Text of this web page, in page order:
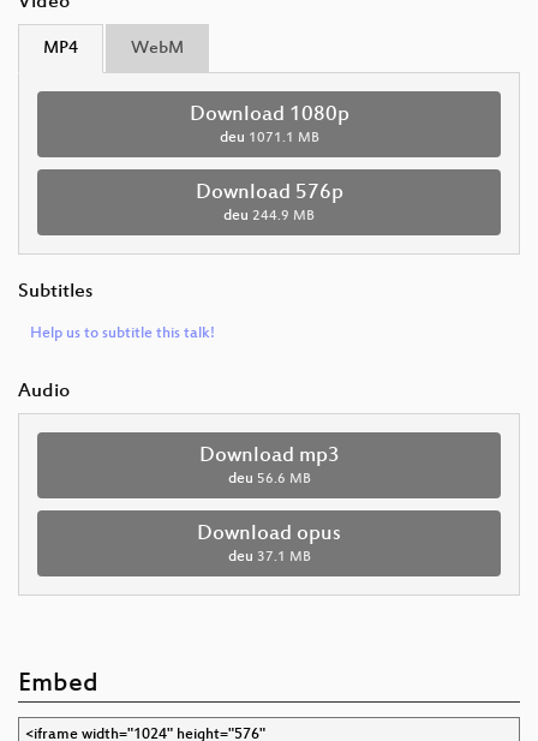
MP4 WebM
Download 1080p
deu 1071.1 MB
Download 576p
deu 244.9 MB
Subtitles
Help us to subtitle this talk!
Audio
Download mp3
deu 56.6 MB
Download opus
deu 37.1 MB
Embed